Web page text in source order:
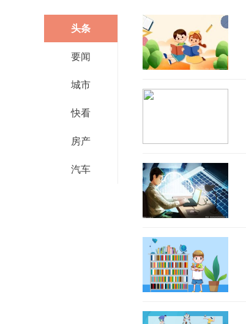
头条
要闻
城市
快看
房产
汽车